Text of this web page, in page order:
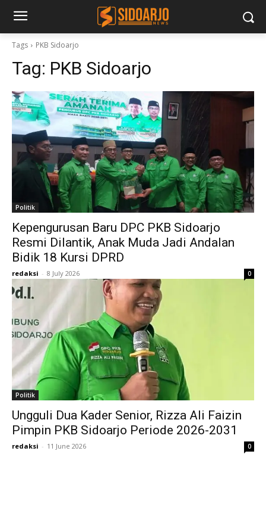
Tags PKB Sidoarjo
Tag: PKB Sidoarjo
Politik
Kepengurusan Baru DPC PKB Sidoarjo
Resmi Dilantik, Anak Muda Jadi Andalan
Bidik 18 Kursi DPRD
redaksi - 8 July 2026 0
Politik
Ungguli Dua Kader Senior, Rizza Ali Faizin
Pimpin PKB Sidoarjo Periode 2026-2031
redaksi - 11 June 2026 0